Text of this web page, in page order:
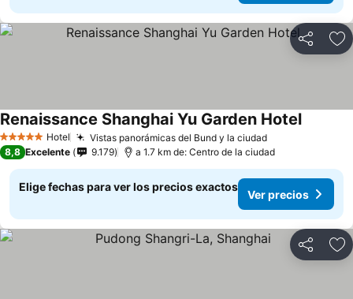
Compartir
5 Estrellas Hotel Vistas panorámicas del Bund y la ciudad
Renaissance Shanghai Yu Garden Hotel
8,8 Excelente 9.179 a 1.7 km de: Centro de la ciudad
Elige fechas para ver los precios exactos
Ver precios
Compartir